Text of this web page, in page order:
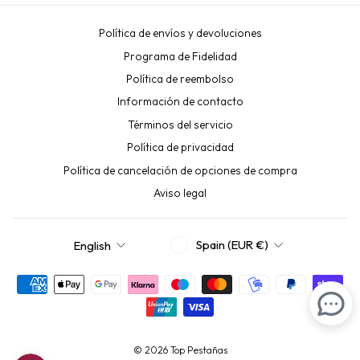
Política de envíos y devoluciones
Programa de Fidelidad
Política de reembolso
Información de contacto
Términos del servicio
Política de privacidad
Política de cancelación de opciones de compra
Aviso legal
LANGUAGE
English CURRENCY
Spain (EUR €)
© 2026 Top Pestañas